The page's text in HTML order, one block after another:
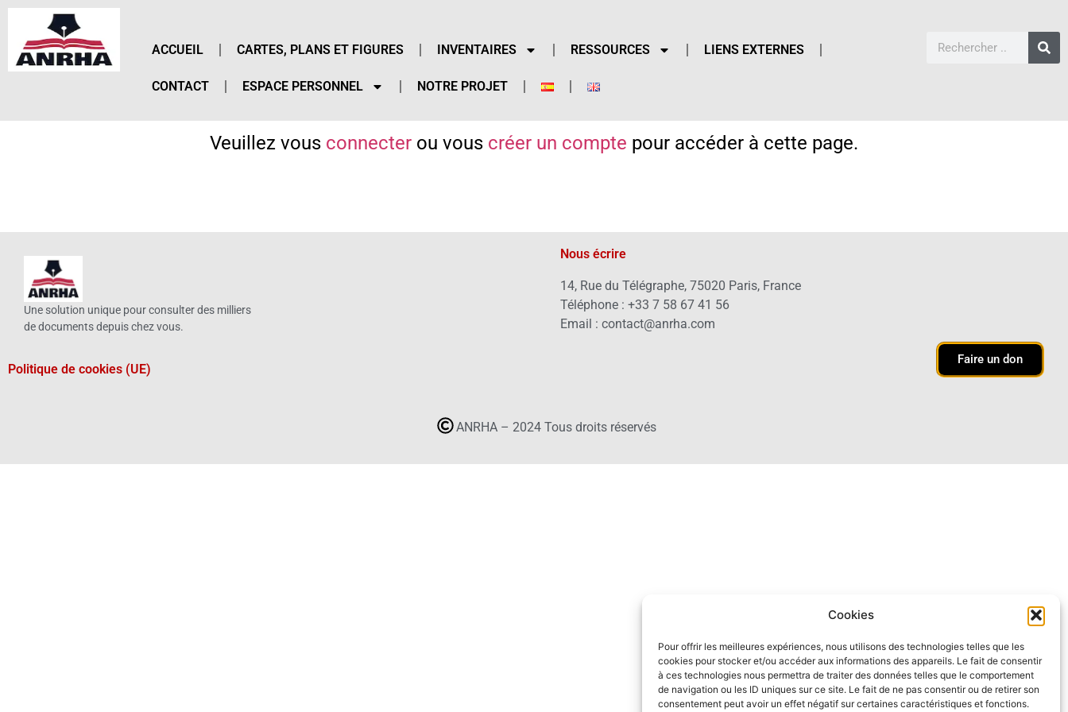
Cookies
Pour offrir les meilleures expériences, nous utilisons des technologies telles que les
cookies pour stocker et/ou accéder aux informations des appareils. Le fait de consentir
à ces technologies nous permettra de traiter des données telles que le comportement
de navigation ou les ID uniques sur ce site. Le fait de ne pas consentir ou de retirer son
consentement peut avoir un effet négatif sur certaines caractéristiques et fonctions.
ACCUEIL CARTES, PLANS ET FIGURES INVENTAIRES RESSOURCES LIENS EXTERNES
CONTACT ESPACE PERSONNEL NOTRE PROJET
Veuillez vous connecter ou vous créer un compte pour accéder à cette page.
Une solution unique pour consulter des milliers
de documents depuis chez vous.
Politique de cookies (UE)
Nous écrire
14, Rue du Télégraphe, 75020 Paris, France
Téléphone : +33 7 58 67 41 56
Email : contact@anrha.com
Faire un don
ANRHA – 2024 Tous droits réservés